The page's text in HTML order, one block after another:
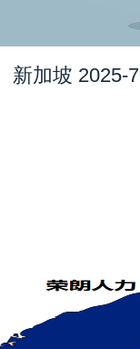
新加坡 2025-